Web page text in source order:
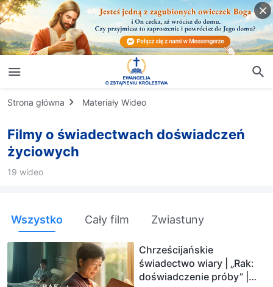
Strona główna Materiały Wideo
Filmy o świadectwach doświadczeń
życiowych
19 wideo
Wszystko Cały film Zwiastuny
Chrześcijańskie
świadectwo wiary | „Rak:
doświadczenie próby” |